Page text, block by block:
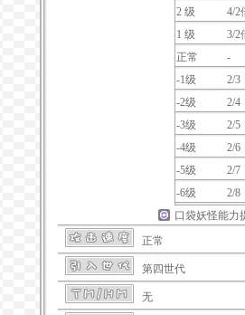
2 级
4/2
1 级
3/2
正常
-
-1级
2/3
-2级
2/4
-3级
2/5
-4级
2/6
-5级
2/7
-6级
2/8
口袋妖怪能力
正常
第四世代
无